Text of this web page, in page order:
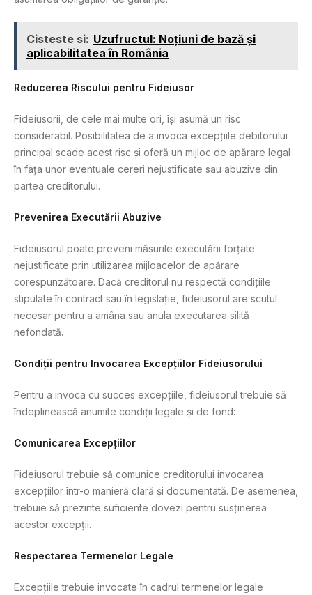
Cisteste si: Uzufructul: Noțiuni de bază și
aplicabilitatea în România
Reducerea Riscului pentru Fideiusor
Fideiusorii, de cele mai multe ori, își asumă un risc
considerabil. Posibilitatea de a invoca excepțiile debitorului
principal scade acest risc și oferă un mijloc de apărare legal
în fața unor eventuale cereri nejustificate sau abuzive din
partea creditorului.
Prevenirea Executării Abuzive
Fideiusorul poate preveni măsurile executării forțate
nejustificate prin utilizarea mijloacelor de apărare
corespunzătoare. Dacă creditorul nu respectă condițiile
stipulate în contract sau în legislație, fideiusorul are scutul
necesar pentru a amâna sau anula executarea silită
nefondată.
Condiții pentru Invocarea Excepțiilor Fideiusorului
Pentru a invoca cu succes excepțiile, fideiusorul trebuie să
îndeplinească anumite condiții legale și de fond:
Comunicarea Excepțiilor
Fideiusorul trebuie să comunice creditorului invocarea
excepțiilor într-o manieră clară și documentată. De asemenea,
trebuie să prezinte suficiente dovezi pentru susținerea
acestor excepții.
Respectarea Termenelor Legale
Excepțiile trebuie invocate în cadrul termenelor legale